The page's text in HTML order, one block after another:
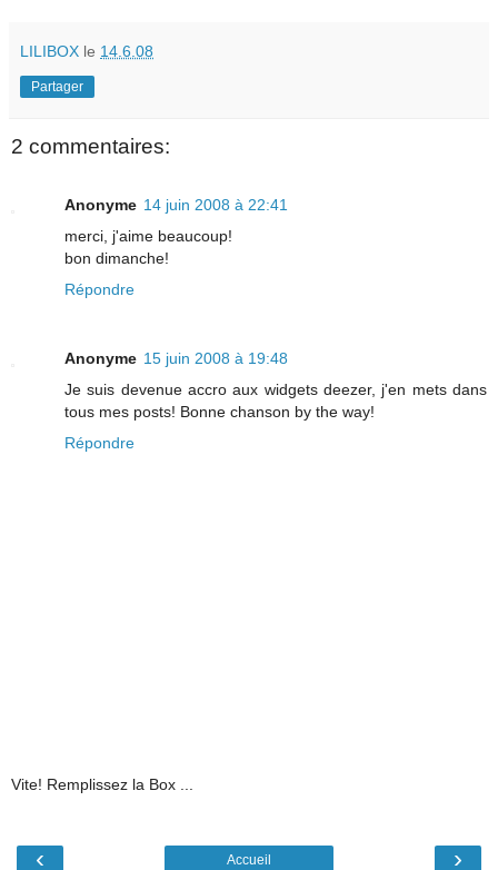
LILIBOX le 14.6.08
Partager
2 commentaires:
Anonyme 14 juin 2008 à 22:41
merci, j'aime beaucoup!
bon dimanche!
Répondre
Anonyme 15 juin 2008 à 19:48
Je suis devenue accro aux widgets deezer, j'en mets dans
tous mes posts! Bonne chanson by the way!
Répondre
Vite! Remplissez la Box ...
‹ ›
Accueil